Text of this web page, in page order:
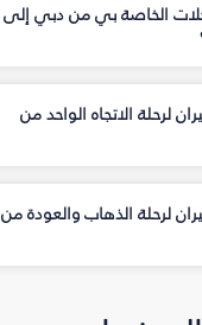
الخاصة بي من دبي إلى
لرحلة الاتجاه الواحد من
لرحلة الذهاب والعودة من